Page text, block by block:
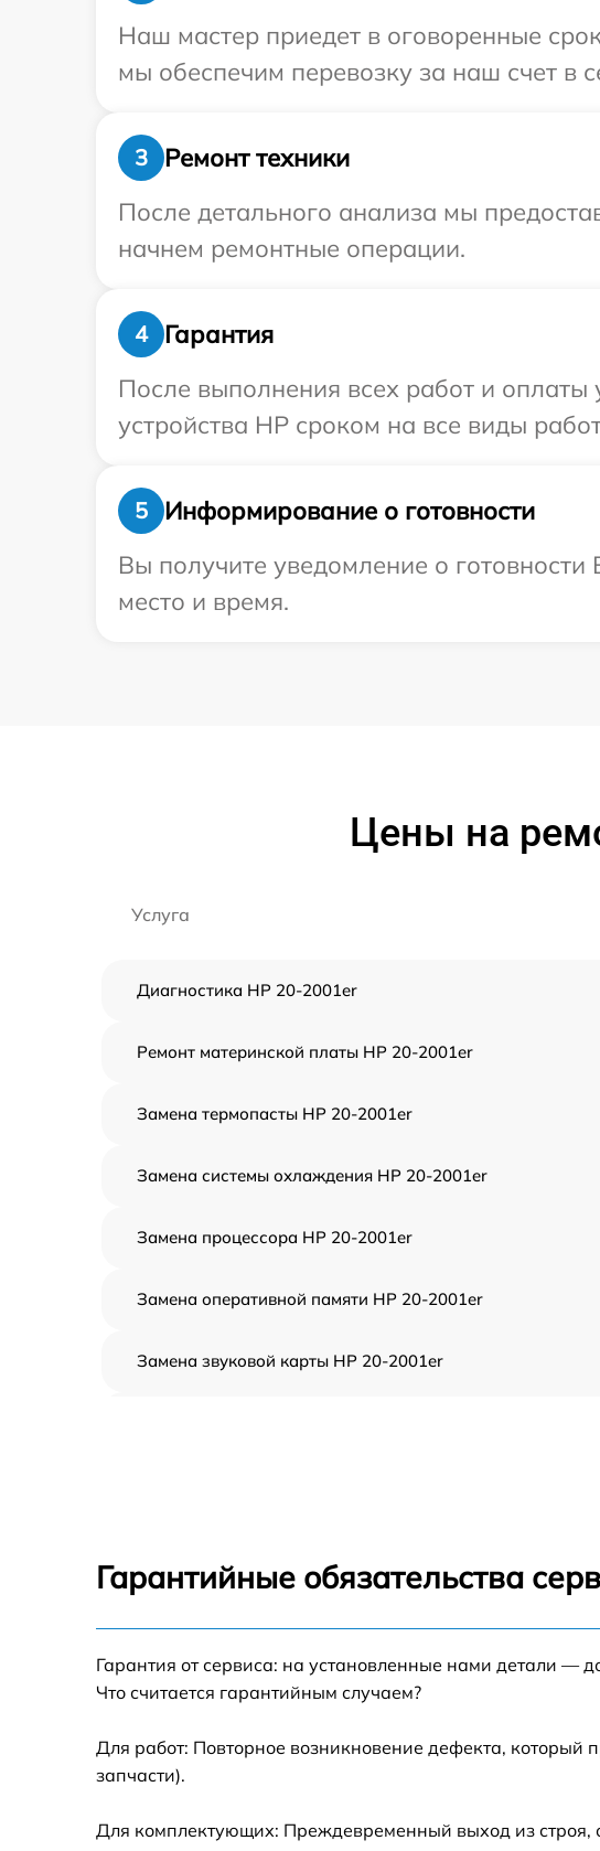
Наш мастер приедет в оговоренные
мы обеспечим перевозку за наш счет в
3
Ремонт техники
После детального анализа мы
начнем ремонтные операции.
4
Гарантия
После выполнения всех работ и
устройства HP сроком на все виды
5
Информирование о готовности
Вы получите уведомление о
место и время.
Цены на
Услуга
Диагностика HP 20-2001er
Ремонт материнской платы HP 20-2001er
Замена термопасты HP 20-2001er
Замена системы охлаждения HP 20-2001er
Замена процессора HP 20-2001er
Замена оперативной памяти HP 20-2001er
Замена звуковой карты HP 20-2001er
Замена блока питания HP 20-2001er
Гарантийные обязательства
Гарантия от сервиса: на установленные нами детали —
Что считается гарантийным случаем?
Для работ: Повторное возникновение дефекта, который
запчасти).
Для комплектующих: Преждевременный выход из строя,